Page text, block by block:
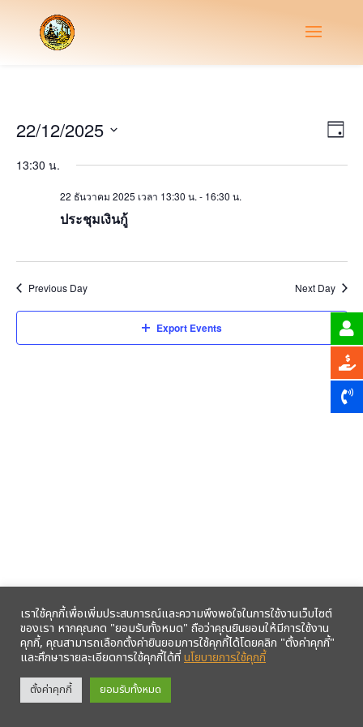
Day
22/12/2025
date.
13:30 น.
22 ธันวาคม 2025 เวลา 13:30 น. - 16:30 น.
ประชุมเงินกู้
Previous Day Next Day
Export Events
รับข้อมูลข่าวสารจากสหกรณ์ฯ ผ่าน LINE ก่อนใคร คลิก!
เราใช้คุกกี้เพื่อเพิ่มประสบการณ์และความพึงพอใจในการใช้งานเว็บไซต์
ของเรา หากคุณกด "ยอมรับทั้งหมด" ถือว่าคุณยินยอมให้มีการใช้งาน
คุกกี้, คุณสามารถเลือกตั้งค่ายินยอมการใช้คุกกี้ได้โดยคลิก "ตั้งค่าคุกกี้"
และศึกษารายละเอียดการใช้คุกกี้ได้ที่นโยบายการใช้คุกกี้
ตั้งค่าคุกกี้ ยอมรับทั้งหมด